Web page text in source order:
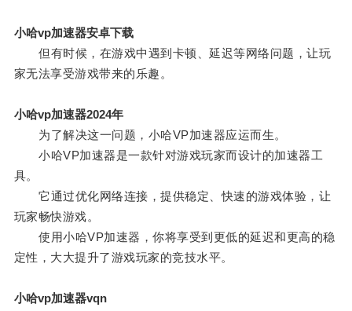
小哈vp加速器安卓下载
但有时候，在游戏中遇到卡顿、延迟等网络问题，让玩
家无法享受游戏带来的乐趣。
小哈vp加速器2024年
为了解决这一问题，小哈VP加速器应运而生。
小哈VP加速器是一款针对游戏玩家而设计的加速器工
具。
它通过优化网络连接，提供稳定、快速的游戏体验，让
玩家畅快游戏。
使用小哈VP加速器，你将享受到更低的延迟和更高的稳
定性，大大提升了游戏玩家的竞技水平。
小哈vp加速器vqn